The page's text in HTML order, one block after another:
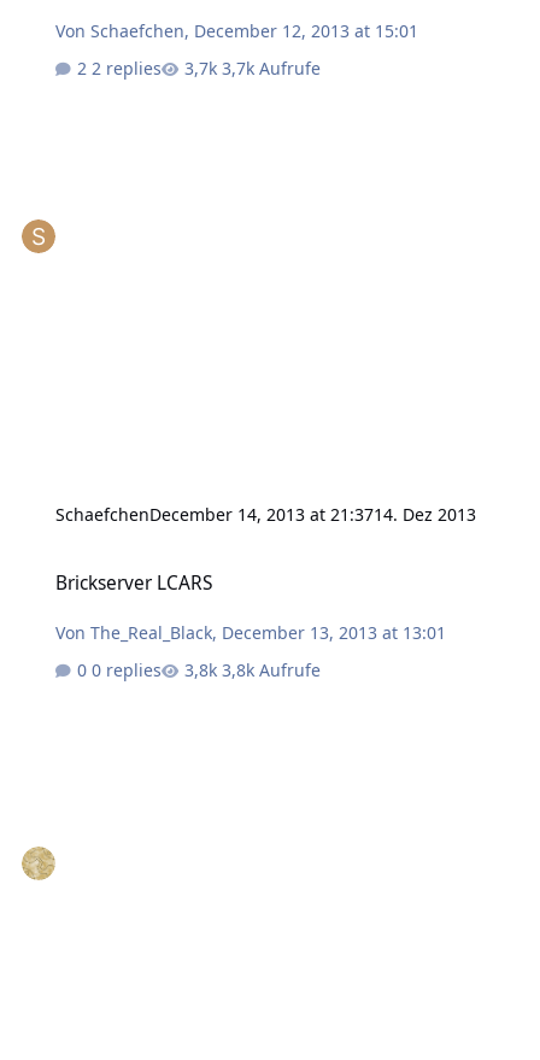
VonSchaefchen, December 12, 2013 at 15:01
2 replies
3,7k Aufrufe
SchaefchenDecember 14, 2013 at 21:3714. Dez 2013
Brickserver LCARS
VonThe_Real_Black, December 13, 2013 at 13:01
0 replies
3,8k Aufrufe